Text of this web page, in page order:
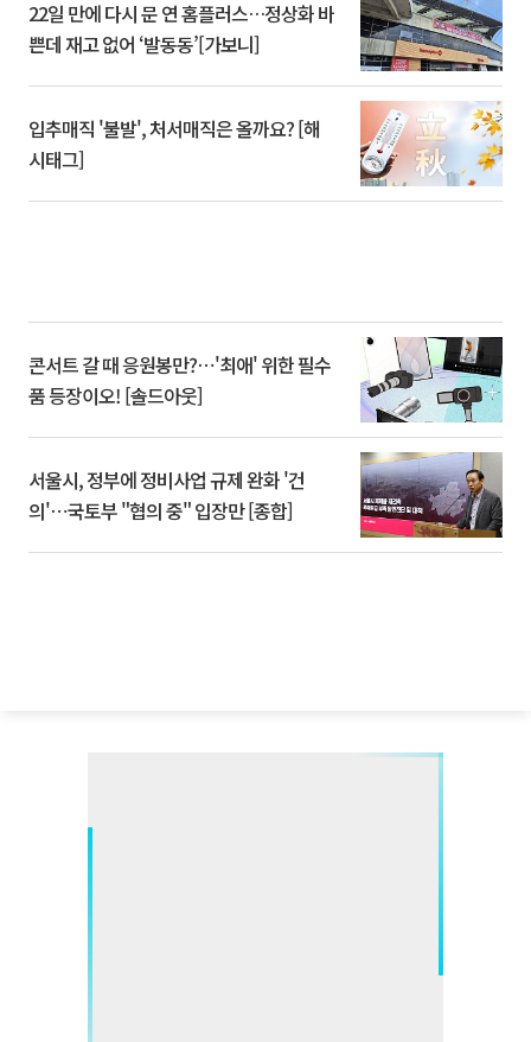
22일 만에 다시 문 연 홈플러스…정상화 바
쁜데 재고 없어 ‘발동동’[가보니]
입추매직 '불발', 처서매직은 올까요? [해
시태그]
콘서트 갈 때 응원봉만?⋯'최애' 위한 필수
품 등장이오! [솔드아웃]
서울시, 정부에 정비사업 규제 완화 '건
의'⋯국토부 "협의 중" 입장만 [종합]